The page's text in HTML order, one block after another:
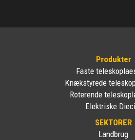
Produkter
Faste
Knækstyrede
Roterende
Elektriske
SEKTORER
Landbrug